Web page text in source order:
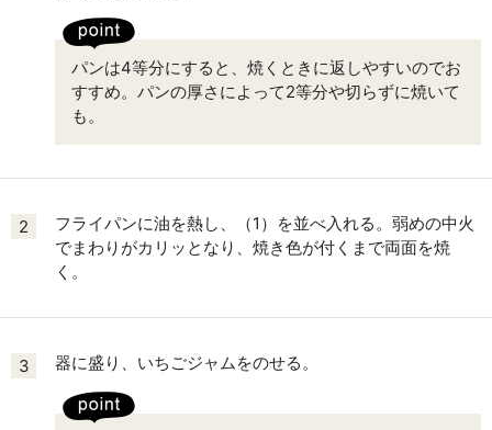
パンは4等分にすると、焼くときに返しやすいのでお
すすめ。パンの厚さによって2等分や切らずに焼いて
も。
2
フライパンに油を熱し、（1）を並べ入れる。弱めの中火
でまわりがカリッとなり、焼き色が付くまで両面を焼
く。
3 器に盛り、いちごジャムをのせる。